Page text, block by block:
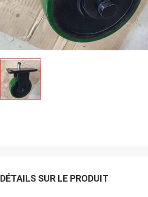
DÉTAILS SUR LE PRODUIT